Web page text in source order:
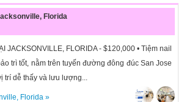
Florida
JACKSONVILLE, FLORIDA - $120,000 • Tiệm nail
trì tốt, nằm trên tuyến đường đông đúc San Jose
trí dễ thấy và lưu lượng...
, Florida»